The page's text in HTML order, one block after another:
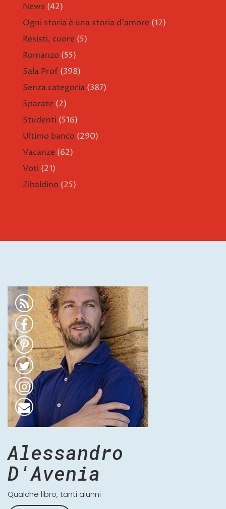
News (42)
Ogni storia è una storia d'amore (12)
Resisti, cuore (5)
Romanzo (55)
Sala Prof (398)
Senza categoria (387)
Sparate (2)
Studenti (516)
Ultimo banco (290)
Vacanze (62)
Voti (21)
Zibaldino (25)
Alessandro
D'Avenia
Qualche libro, tanti alunni